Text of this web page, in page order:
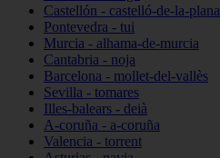
Castellón - castelló-de-la-plana
Pontevedra - tui
Murcia - alhama-de-murcia
Cantabria - noja
Barcelona - mollet-del-vallès
Sevilla - tomares
Illes-balears - deià
A-coruña - a-coruña
Valencia - torrent